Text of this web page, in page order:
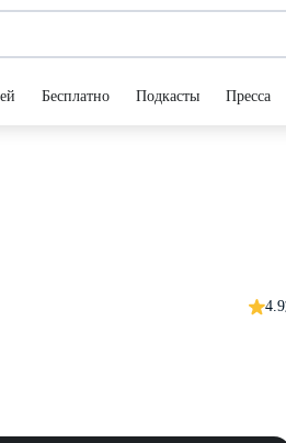
Бесплатно Подкасты Пресса
4.9